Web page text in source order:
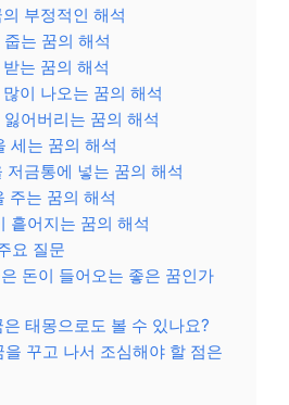
부정적인 해석
는 꿈의 해석
는 꿈의 해석
이 나오는 꿈의 해석
어버리는 꿈의 해석
세는 꿈의 해석
저금통에 넣는 꿈의 해석
주는 꿈의 해석
흩어지는 꿈의 해석
요 질문
돈이 들어오는 좋은 꿈인가
태몽으로도 볼 수 있나요?
꾸고 나서 조심해야 할 점은